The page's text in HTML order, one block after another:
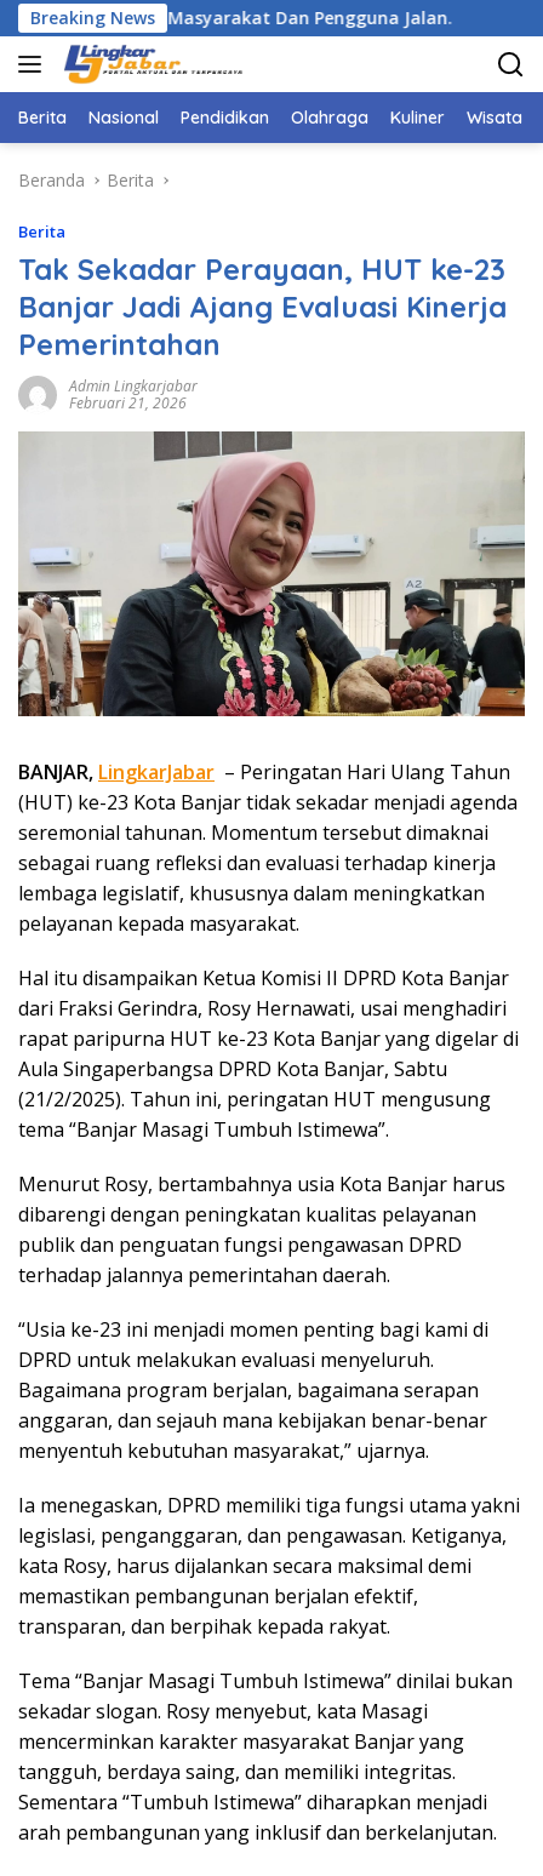
Langsung
ke
konten
Breaking News
Masyarakat Dan Pengguna Jalan. Dukung
Berita Nasional Pendidikan Olahraga Kuliner Wisata
Beranda Berita
Berita
Tak Sekadar Perayaan, HUT ke-23
Banjar Jadi Ajang Evaluasi Kinerja
Pemerintahan
Admin Lingkarjabar
Februari 21, 2026
BANJAR, LingkarJabar – Peringatan Hari Ulang Tahun
(HUT) ke-23 Kota Banjar tidak sekadar menjadi agenda
seremonial tahunan. Momentum tersebut dimaknai
sebagai ruang refleksi dan evaluasi terhadap kinerja
lembaga legislatif, khususnya dalam meningkatkan
pelayanan kepada masyarakat.
Hal itu disampaikan Ketua Komisi II DPRD Kota Banjar
dari Fraksi Gerindra, Rosy Hernawati, usai menghadiri
rapat paripurna HUT ke-23 Kota Banjar yang digelar di
Aula Singaperbangsa DPRD Kota Banjar, Sabtu
(21/2/2025). Tahun ini, peringatan HUT mengusung
tema “Banjar Masagi Tumbuh Istimewa”.
Menurut Rosy, bertambahnya usia Kota Banjar harus
dibarengi dengan peningkatan kualitas pelayanan
publik dan penguatan fungsi pengawasan DPRD
terhadap jalannya pemerintahan daerah.
“Usia ke-23 ini menjadi momen penting bagi kami di
DPRD untuk melakukan evaluasi menyeluruh.
Bagaimana program berjalan, bagaimana serapan
anggaran, dan sejauh mana kebijakan benar-benar
menyentuh kebutuhan masyarakat,” ujarnya.
Ia menegaskan, DPRD memiliki tiga fungsi utama yakni
legislasi, penganggaran, dan pengawasan. Ketiganya,
kata Rosy, harus dijalankan secara maksimal demi
memastikan pembangunan berjalan efektif,
transparan, dan berpihak kepada rakyat.
Tema “Banjar Masagi Tumbuh Istimewa” dinilai bukan
sekadar slogan. Rosy menyebut, kata Masagi
mencerminkan karakter masyarakat Banjar yang
tangguh, berdaya saing, dan memiliki integritas.
Sementara “Tumbuh Istimewa” diharapkan menjadi
arah pembangunan yang inklusif dan berkelanjutan.